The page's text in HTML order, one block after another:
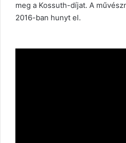
meg a Kossuth-díjat. A
2016-ban hunyt el.